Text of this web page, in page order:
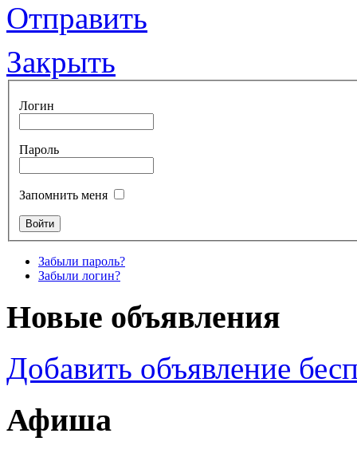
Отправить
Закрыть
Логин
Пароль
Запомнить меня
Забыли пароль?
Забыли логин?
Новые объявления
Добавить объявление
Афиша